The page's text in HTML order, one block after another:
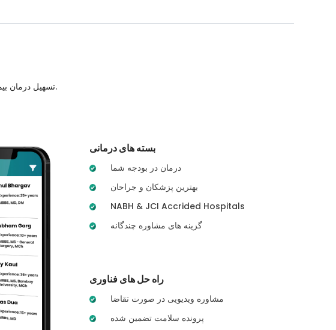
تسهیل درمان بیمار، و همچنین فعال کردن آن با راه حل های مبتنی بر فناوری، سیستم مراقبت از بیمار و شفافیت در هر مرحله از سفر درمان.
بسته های درمانی
درمان در بودجه شما
بهترین پزشکان و جراحان
NABH & JCI Accrided Hospitals
گزینه های مشاوره چندگانه
راه حل های فناوری
مشاوره ویدیویی در صورت تقاضا
پرونده سلامت تضمین شده